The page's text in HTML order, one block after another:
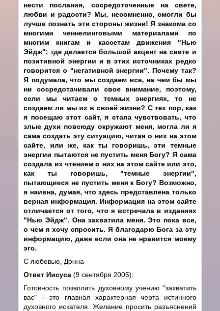
нести послания, сосредоточенные на свете,
любви и радости? Мы, несомненно, смогли бы
лучше познать эти стороны жизни! Я знакома со
многими ченнелинговыми материалами по
многим книгам и кассетам движения "Нью
Эйдж"; где делается большой акцент на свете и
позитивной энергии и в этих источниках редко
говорится о "негативной энергии". Почему так?
Я подумала, что мы создаем все, на чем бы мы
ни сосредотачивали свое внимание, поэтому,
если мы читаем о темных энергиях, то не
создаем ли мы их в своей жизни? С тех пор, как
я посещаю этот сайт, я стала чувствовать, что
злые духи повсюду окружают меня, могла ли я
сама создать эту ситуацию, читая о них на этом
сайте, или же, как ты говоришь, эти темные
энергии пытаются не пустить меня Богу? Я сама
создала их чтением о них на этом сайте или это,
как ты говоришь, "темные энергии",
пытающиеся не пустить меня к Богу? Возможно,
я наивна, думая, что здесь представлена только
верная информация. Информация на этом сайте
отличается от того, что я встречала в изданиях
"Нью Эйдж". Она захватила меня. Это пока все,
о чем я хочу спросить. Я благодарю Бога за эту
информацию, даже если она не нравится моему
эго.
С любовью, Донна
Ответ Иисуса(9 сентября 2005):
Готовность позволить духовному учению "захватить
вас" - это главная характерная черта истинного
духовного искателя. Желание просить разъяснений